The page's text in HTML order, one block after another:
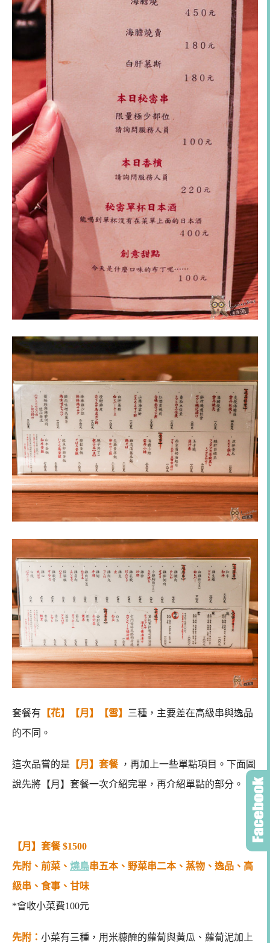
套餐有 【花】【月】【雪】
三種，主要差在高級串與逸品
的不同。
這次品嘗的是 【月】套餐 ，再加上一些單點項目。下面圖
說先將【月】套餐一次介紹完畢，再介紹單點的部分。
【月】套餐 $1500
先附、前菜、 燒鳥串五本、野菜串二本、蒸物、逸品、高
級串、食事、甘味
*會收小菜費100元
先附： 小菜有三種，用米糠醃的蘿蔔與黃瓜、蘿蔔泥加上